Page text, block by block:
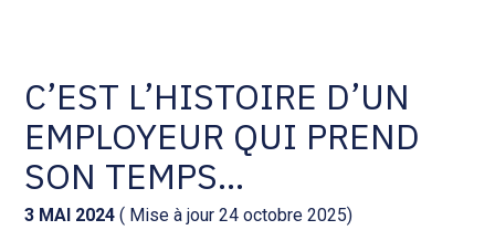
Social et ressources humaines
Assistance juridique
Tenue de votre comptabilité :
ACD
Facturation et pilotage :
C’EST L’HISTOIRE D’UN
EMPLOYEUR QUI PREND
SON TEMPS…
3 MAI 2024 ( Mise à jour 24 octobre 2025)